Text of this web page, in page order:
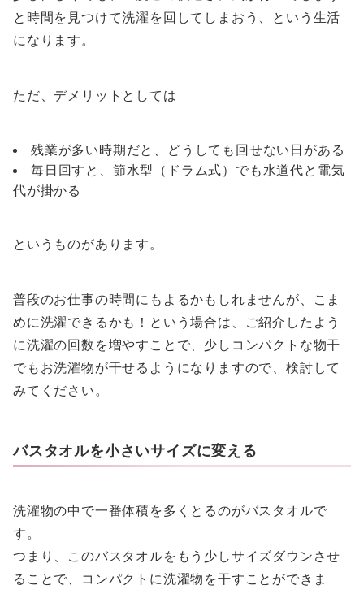
と時間を見つけて洗濯を回してしまおう、という生活
になります。
ただ、デメリットとしては
残業が多い時期だと、どうしても回せない日がある
毎日回すと、節水型（ドラム式）でも水道代と電気
代が掛かる
というものがあります。
普段のお仕事の時間にもよるかもしれませんが、こま
めに洗濯できるかも！という場合は、ご紹介したよう
に洗濯の回数を増やすことで、少しコンパクトな物干
でもお洗濯物が干せるようになりますので、検討して
みてください。
バスタオルを小さいサイズに変える
洗濯物の中で一番体積を多くとるのがバスタオルで
す。
つまり、このバスタオルをもう少しサイズダウンさせ
ることで、コンパクトに洗濯物を干すことができま